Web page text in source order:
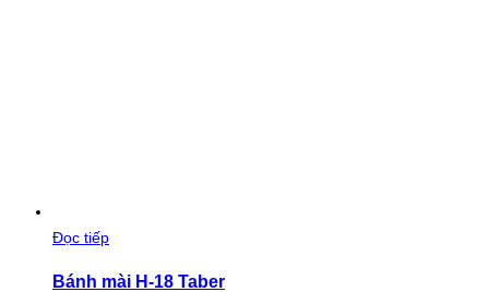
Đọc tiếp
Bánh mài H-18 Taber